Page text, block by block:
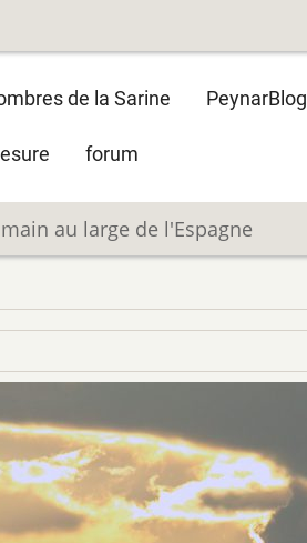
de la Sarine PeynarBlog
forum
au large de l'Espagne